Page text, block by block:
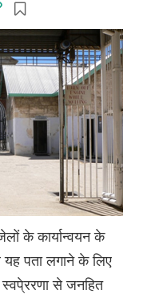
के कार्यान्वयन के
पता लगाने के लिए
स्वपे्ररणा से जनहित